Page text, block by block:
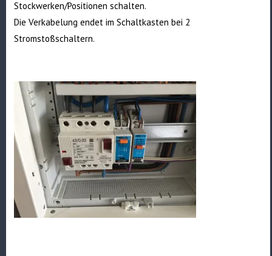
Stockwerken/Positionen schalten.
Die Verkabelung endet im Schaltkasten bei 2
Stromstoßschaltern.